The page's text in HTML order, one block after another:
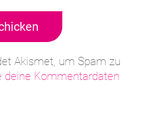
Akismet, um Spam zu
deine Kommentardaten